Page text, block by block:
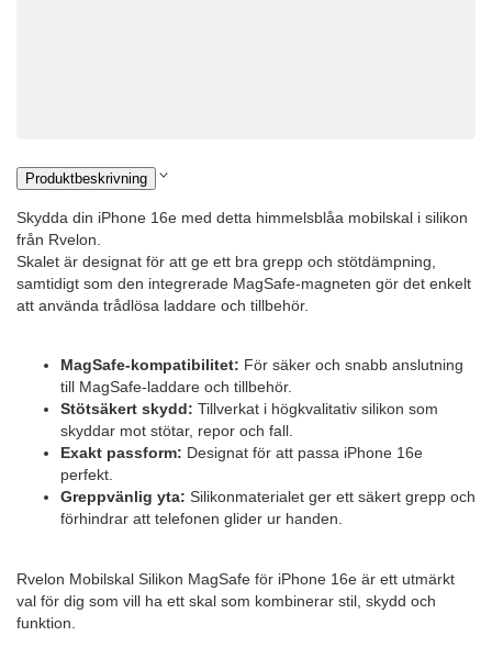
Produktbeskrivning
Skydda din iPhone 16e med detta himmelsblåa mobilskal i silikon
från Rvelon.
Skalet är designat för att ge ett bra grepp och stötdämpning,
samtidigt som den integrerade MagSafe-magneten gör det enkelt
att använda trådlösa laddare och tillbehör.
MagSafe-kompatibilitet: För säker och snabb anslutning
till MagSafe-laddare och tillbehör.
Stötsäkert skydd: Tillverkat i högkvalitativ silikon som
skyddar mot stötar, repor och fall.
Exakt passform: Designat för att passa iPhone 16e
perfekt.
Greppvänlig yta: Silikonmaterialet ger ett säkert grepp och
förhindrar att telefonen glider ur handen.
Rvelon Mobilskal Silikon MagSafe för iPhone 16e är ett utmärkt
val för dig som vill ha ett skal som kombinerar stil, skydd och
funktion.